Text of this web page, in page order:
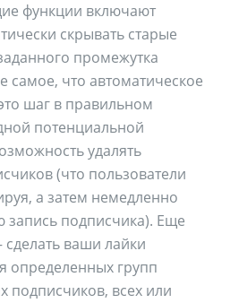
функции включают
скрывать старые
промежутка
самое, что автоматическое
шаг в правильном
потенциальной
удалять
(что пользователи
а затем немедленно
запись подписчика). Еще
ваши лайки
определенных групп
подписчиков, всех или